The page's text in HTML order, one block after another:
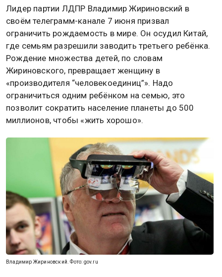
Лидер партии ЛДПР Владимир Жириновский в
своём телеграмм-канале 7 июня призвал
ограничить рождаемость в мире. Он осудил Китай,
где семьям разрешили заводить третьего ребёнка.
Рождение множества детей, по словам
Жириновского, превращает женщину в
«производителя “человекоединиц”». Надо
ограничиться одним ребёнком на семью, это
позволит сократить население планеты до 500
миллионов, чтобы «жить хорошо».
Владимир Жириновский. Фото: gov.ru